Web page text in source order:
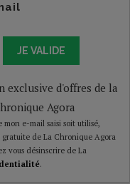
JE VALIDE
exclusive d'offres de la
Agora
mon e-mail saisi soit utilisé,
de La Chronique Agora
vous désinscrire de La
.